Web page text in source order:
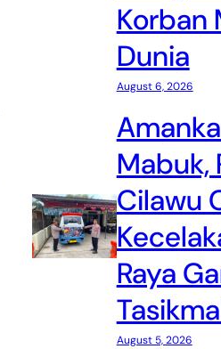
Korban
Dunia
August 6, 2026
Mabuk,
Cilawu
Raya
August 5, 2026